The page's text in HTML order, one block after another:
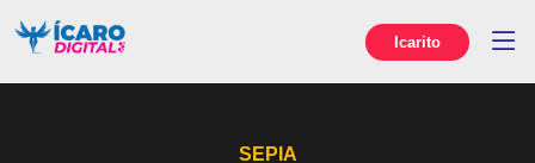
Icarito
SEPIA